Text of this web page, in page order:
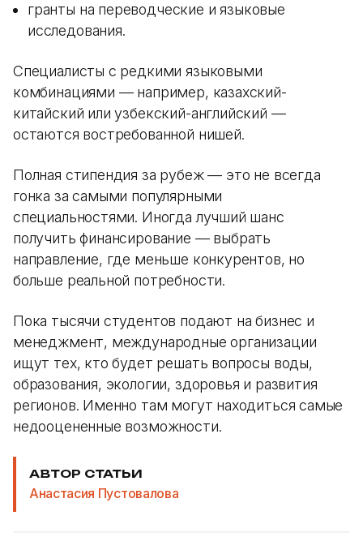
гранты на переводческие и языковые
исследования.
Специалисты с редкими языковыми
комбинациями — например, казахский-
китайский или узбекский-английский —
остаются востребованной нишей.
Полная стипендия за рубеж — это не всегда
гонка за самыми популярными
специальностями. Иногда лучший шанс
получить финансирование — выбрать
направление, где меньше конкурентов, но
больше реальной потребности.
Пока тысячи студентов подают на бизнес и
менеджмент, международные организации
ищут тех, кто будет решать вопросы воды,
образования, экологии, здоровья и развития
регионов. Именно там могут находиться самые
недооцененные возможности.
АВТОР СТАТЬИ
Анастасия Пустовалова